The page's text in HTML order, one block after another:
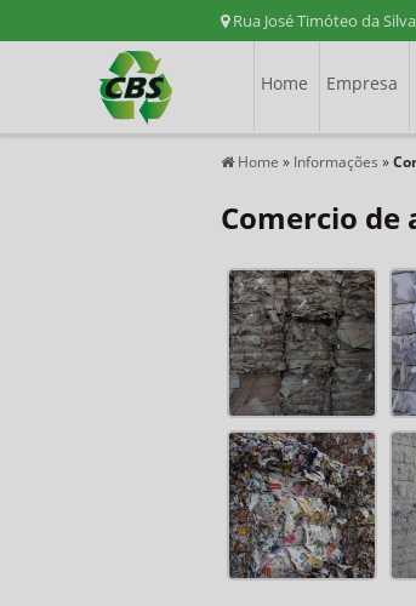
Rua José Timóteo da
Home Empresa
Home » Informações »
Comercio de